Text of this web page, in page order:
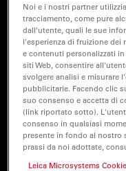
Noi e i nostri partner
tracciamento, come pure
dall'utente, quali le sue
l'esperienza di fruizione
e contenuti personalizzati
siti Web, consentire
svolgere analisi e misurare
pubblicitarie. Facendo clic
suo consenso e accetta di
(link riportato sotto).
consenso in qualsiasi
presente in fondo al nostro
prassi da noi adottate,
Leica Microsystems